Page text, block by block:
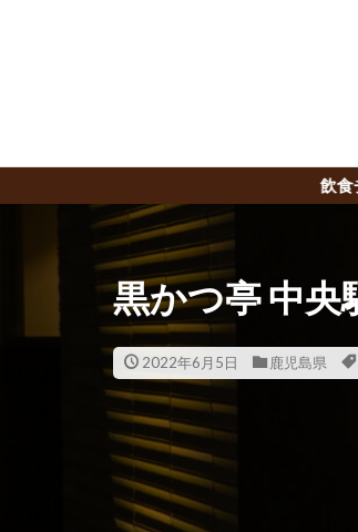
飲食チェーン店トラベラー
黒かつ亭 中央
2022年6月5日 鹿児島県